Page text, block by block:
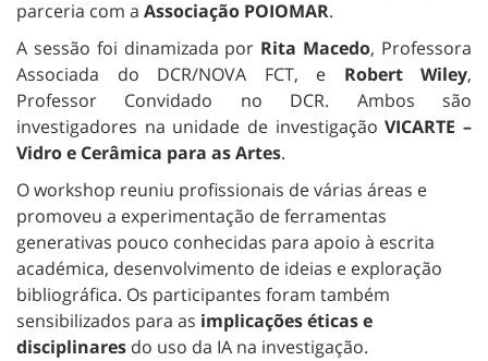
parceria com a Associação POIOMAR.
A sessão foi dinamizada por Rita Macedo, Professora
Associada do DCR/NOVA FCT, e Robert Wiley,
Professor Convidado no DCR. Ambos são
investigadores na unidade de investigaçãoVICARTE –
Vidro e Cerâmica para as Artes.
O workshop reuniu profissionais de várias áreas e
promoveu a experimentação de ferramentas
generativas pouco conhecidas para apoio à escrita
académica, desenvolvimento de ideias e exploração
bibliográfica. Os participantes foram também
sensibilizados para as implicações éticas e
disciplinares do uso da IA na investigação.